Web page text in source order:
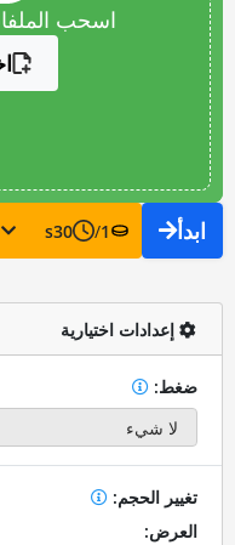
اسحب
ابدأ 1
/
30
s
إعدادات اختيارية
ضغط:
تغيير الحجم:
العرض: